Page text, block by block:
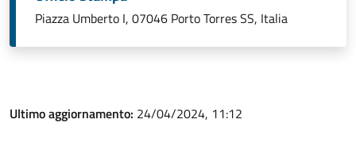
Piazza Umberto I, 07046 Porto Torres SS, Italia
Ultimo aggiornamento: 24/04/2024, 11:12